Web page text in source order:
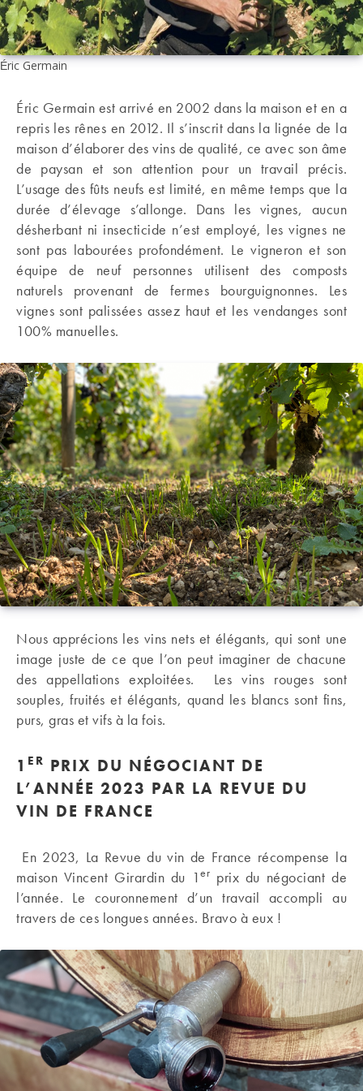
Éric Germain
Éric Germain est arrivé en 2002 dans la maison et en a
repris les rênes en 2012. Il s’inscrit dans la lignée de la
maison d’élaborer des vins de qualité, ce avec son âme
de paysan et son attention pour un travail précis.
L’usage des fûts neufs est limité, en même temps que la
durée d’élevage s’allonge. Dans les vignes, aucun
désherbant ni insecticide n’est employé, les vignes ne
sont pas labourées profondément. Le vigneron et son
équipe de neuf personnes utilisent des composts
naturels provenant de fermes bourguignonnes. Les
vignes sont palissées assez haut et les vendanges sont
100% manuelles.
Nous apprécions les vins nets et élégants, qui sont une
image juste de ce que l’on peut imaginer de chacune
des appellations exploitées. Les vins rouges sont
souples, fruités et élégants, quand les blancs sont fins,
purs, gras et vifs à la fois.
1 ER PRIX DU NÉGOCIANT DE
L’ANNÉE 2023 PAR LA REVUE DU
VIN DE FRANCE
En 2023, La Revue du vin de France récompense la
maison Vincent Girardin du 1er prix du négociant de
l’année. Le couronnement d’un travail accompli au
travers de ces longues années. Bravo à eux !